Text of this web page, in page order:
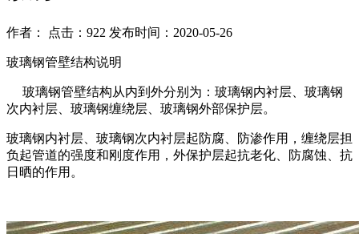
作者： 点击：922 发布时间：2020-05-26
玻璃钢管壁结构说明
玻璃钢管壁结构从内到外分别为：玻璃钢内衬层、玻璃钢
次内衬层、玻璃钢缠绕层、玻璃钢外部保护层。
玻璃钢内衬层、玻璃钢次内衬层起防腐、防渗作用，缠绕层担
负起管道的强度和刚度作用，外保护层起抗老化、防腐蚀、抗
日晒的作用。